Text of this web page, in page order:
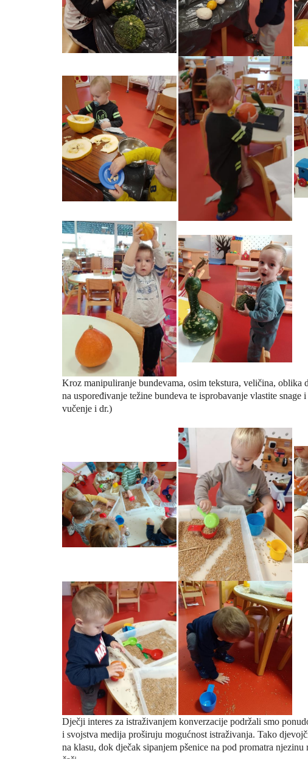
Kroz manipuliranje bundevama, osim tekstura, veličina, oblika
na uspoređivanje težine bundeva te isprobavanje vlastite snage i
vučenje i dr.)
Dječji interes za istraživanjem konverzacije podržali smo
i svojstva medija proširuju mogućnost istraživanja. Tako
na klasu, dok dječak sipanjem pšenice na pod promatra njezinu